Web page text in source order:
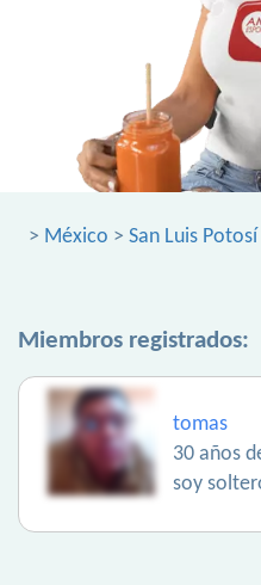
> México > San Luis Potosí
Miembros registrados:
tomas
30 años
soy